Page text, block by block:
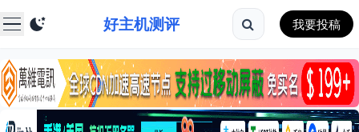
好主机测评 我要投稿